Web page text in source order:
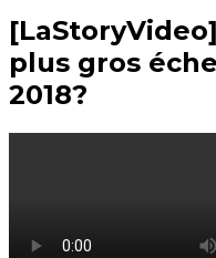
plus gros
2018?